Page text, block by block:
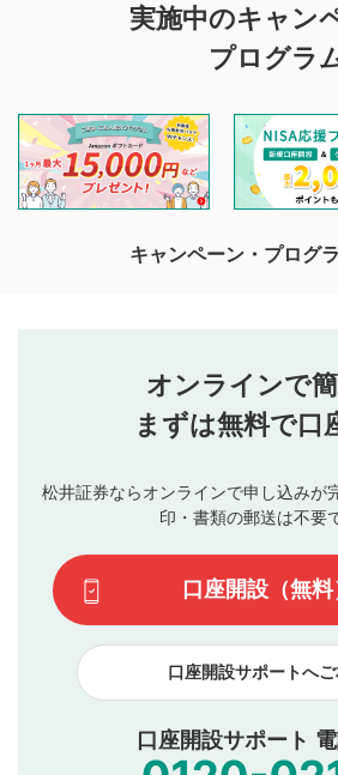
投稿するボタン
星で評価をすると投稿できます。（
3
動画の評価
です）
投稿に関する
を目的として、各動画コンテンツに、
投稿ができます。利用者は以下の注意
閲覧および投稿を行うものとしてくだ
他の利用者が動画を視聴される際の参
待ちしております。
なお、投稿をもって、本注意事項に同
行ってください。
当社は、利用者同士、もしくは利用
ブルによって生じた損害に対して一
評価およびコメントは当社にて審
ます。掲載されるまでに日数がかか
てはお答えできません。各動画コン
て結果のご連絡といたします。ご了
下記の項目に該当すると判断された
見合わせる場合がございます。
本動画コンテンツとは無関係
他者への誹謗中傷や差別的表
公序良俗に反する内容の投稿
氏名、住所、電話番号など個
実施中のキャン
プログラ
キャンペーン・プログ
オンラインで簡
まずは無料で口
松井証券ならオンラインで申し込みが
印・書類の郵送は不要
口座開設（無料
口座開設サポートへ
口座開設サポート